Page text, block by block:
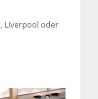
Liverpool oder